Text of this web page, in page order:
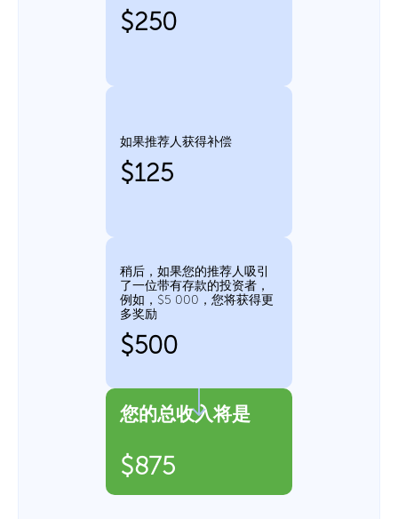
$250
如果推荐人获得补偿
$125
稍后，如果您的推荐人吸引
了一位带有存款的投资者，
例如，$5 000，您将获得更
多奖励
$500
您的总收入将是
$875